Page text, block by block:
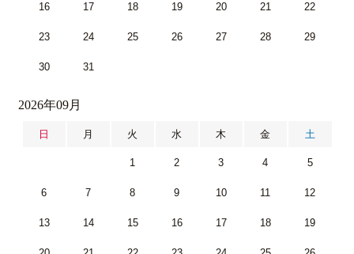
16 17 18 19 20 21 22
23 24 25 26 27 28 29
30 31
2026年09月
日 月 火 水 木 金 土
1 2 3 4 5
6 7 8 9 10 11 12
13 14 15 16 17 18 19